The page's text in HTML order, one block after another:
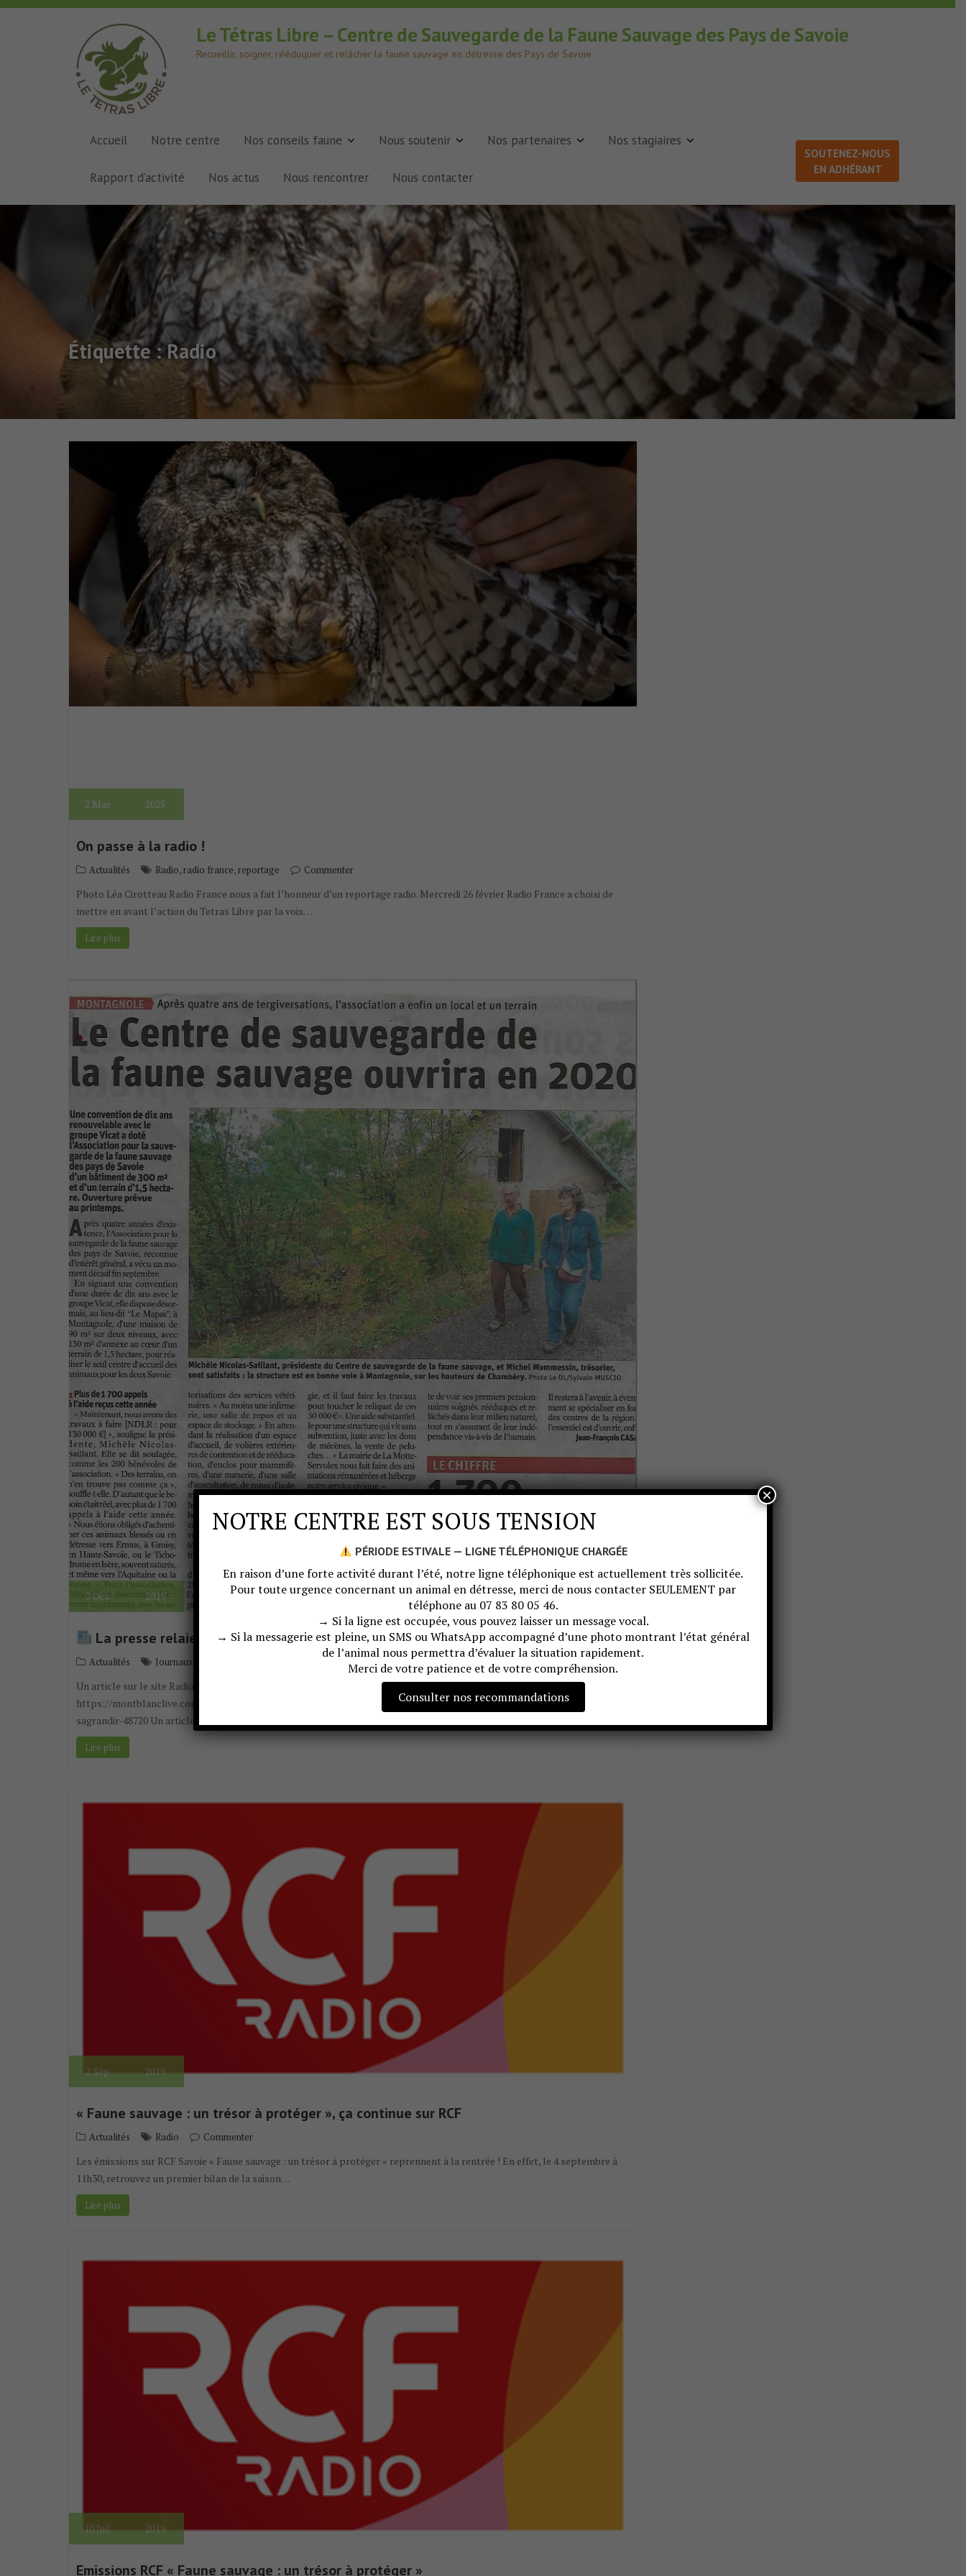
Le Tétras Libre – Centre de Sauvegarde de la Faune Sauvage des Pays de Savoie
Recueillir, soigner, rééduquer et relâcher la faune sauvage en détresse des Pays de Savoie
SOUTENEZ-NOUS
Accueil Notre centre Nos conseils faune Nous soutenir Nos partenaires Nos stagiaires
Rapport d’activité Nos actus Nous rencontrer Nous contacter
Étiquette :Radio
2 Mar 2025
On passe à la radio !
Actualités Radio, radio france, reportage Commenter
Photo Léa Cirotteau Radio France nous a fait l’honneur d’un reportage radio. Mercredi 26 février Radio France a choisi de
mettre en avant l’action du Tetras Libre par la voix…
Lire plus
7Oct 2019
La presse relaie le début des travaux
Actualités Journaux
Un article sur le site Radio Mont Blanc avec une interview de notre présidente Michèle Nicolas Saillant :
https://montblanclive.com/radiomontblanc/article/pays-de-savoie-le-centre-de-secours-pour-la-faune-sauvage-veut-
sagrandir-48720 Un article sur le site du Dauphiné Libéré, avec une interview…
Lire plus
2Sep 2019
« Faune sauvage : un trésor à protéger », ça continue sur RCF
Actualités Radio Commenter
Les émissions sur RCF Savoie « Faune sauvage : un trésor à protéger » reprennent à la rentrée ! En effet, le 4 septembre à
11h30, retrouvez un premier bilan de la saison…
Lire plus
10Juil 2019
Emissions RCF « Faune sauvage : un trésor à protéger »
NOTRE CENTRE EST SOUS TENSION
PÉRIODE ESTIVALE — LIGNE TÉLÉPHONIQUE CHARGÉE
En raison d’une forte activité durant l’été, notre ligne téléphonique est actuellement très sollicitée.
Pour toute urgence concernant un animal en détresse, merci de nous contacter SEULEMENT par
téléphone au 07 83 80 05 46.
→ Si la ligne est occupée, vous pouvez laisser un message vocal.
→ Si la messagerie est pleine, un SMS ou WhatsApp accompagné d’une photo montrant l’état général
de l’animal nous permettra d’évaluer la situation rapidement.
Merci de votre patience et de votre compréhension.
Consulter nos recommandations
×